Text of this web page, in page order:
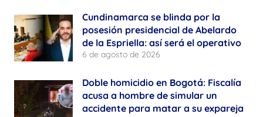
Cundinamarca se blinda por la
posesión presidencial de Abelardo
de la Espriella: así será el operativo
6 de agosto de 2026
Doble homicidio en Bogotá: Fiscalía
acusa a hombre de simular un
accidente para matar a su expareja